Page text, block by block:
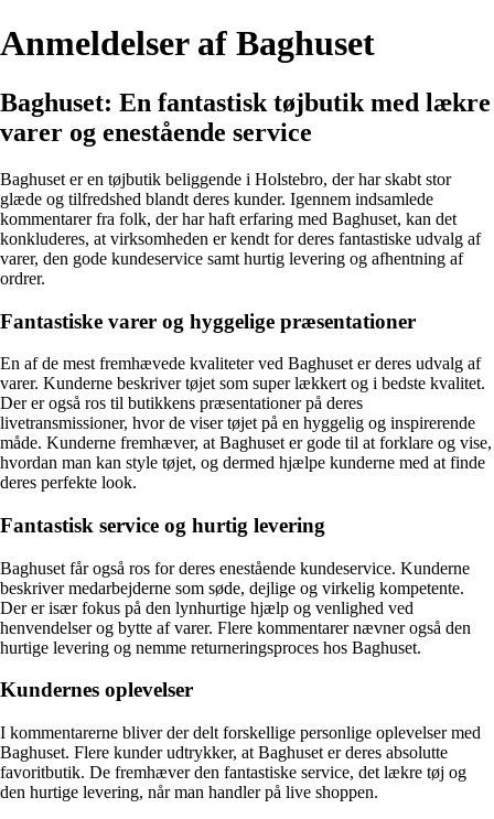
Anmeldelser af Baghuset
Baghuset: En fantastisk tøjbutik med lækre
varer og enestående service
Baghuset er en tøjbutik beliggende i Holstebro, der har skabt stor
glæde og tilfredshed blandt deres kunder. Igennem indsamlede
kommentarer fra folk, der har haft erfaring med Baghuset, kan det
konkluderes, at virksomheden er kendt for deres fantastiske udvalg af
varer, den gode kundeservice samt hurtig levering og afhentning af
ordrer.
Fantastiske varer og hyggelige præsentationer
En af de mest fremhævede kvaliteter ved Baghuset er deres udvalg af
varer. Kunderne beskriver tøjet som super lækkert og i bedste kvalitet.
Der er også ros til butikkens præsentationer på deres
livetransmissioner, hvor de viser tøjet på en hyggelig og inspirerende
måde. Kunderne fremhæver, at Baghuset er gode til at forklare og vise,
hvordan man kan style tøjet, og dermed hjælpe kunderne med at finde
deres perfekte look.
Fantastisk service og hurtig levering
Baghuset får også ros for deres enestående kundeservice. Kunderne
beskriver medarbejderne som søde, dejlige og virkelig kompetente.
Der er især fokus på den lynhurtige hjælp og venlighed ved
henvendelser og bytte af varer. Flere kommentarer nævner også den
hurtige levering og nemme returneringsproces hos Baghuset.
Kundernes oplevelser
I kommentarerne bliver der delt forskellige personlige oplevelser med
Baghuset. Flere kunder udtrykker, at Baghuset er deres absolutte
favoritbutik. De fremhæver den fantastiske service, det lækre tøj og
den hurtige levering, når man handler på live shoppen.